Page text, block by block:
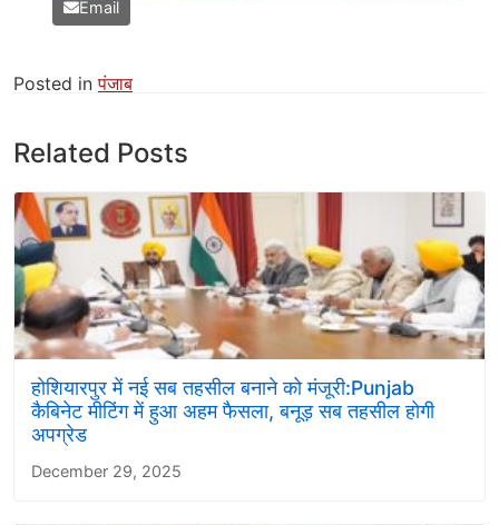
Email
Posted inपंजाब
Related Posts
होशियारपुर में नई सब तहसील बनाने को मंजूरी:Punjab
कैबिनेट मीटिंग में हुआ अहम फैसला, बनूड़ सब तहसील होगी
अपग्रेड
December 29, 2025